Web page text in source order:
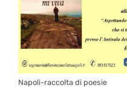
Napoli-raccolta di poesie